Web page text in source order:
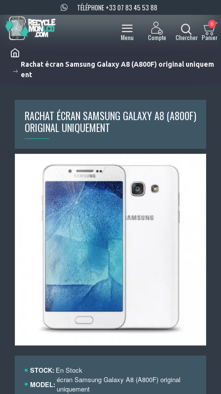
TÉLÉPHONE +33 07 83 45 53 88
0
Rachat écran Samsung Galaxy A8 (A800F) original uniquem
ent
RACHAT ÉCRAN SAMSUNG GALAXY A8 (A800F)
ORIGINAL UNIQUEMENT
STOCK: En Stock
MODEL:écran Samsung Galaxy A8 (A800F) original
uniquement